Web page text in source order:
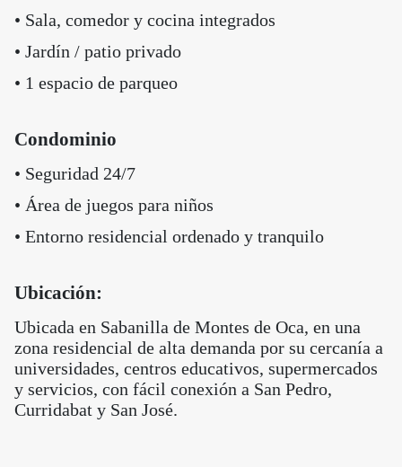
• Sala, comedor y cocina integrados
• Jardín / patio privado
• 1 espacio de parqueo
Condominio
• Seguridad 24/7
• Área de juegos para niños
• Entorno residencial ordenado y tranquilo
Ubicación:
Ubicada en Sabanilla de Montes de Oca, en una
zona residencial de alta demanda por su cercanía a
universidades, centros educativos, supermercados
y servicios, con fácil conexión a San Pedro,
Curridabat y San José.